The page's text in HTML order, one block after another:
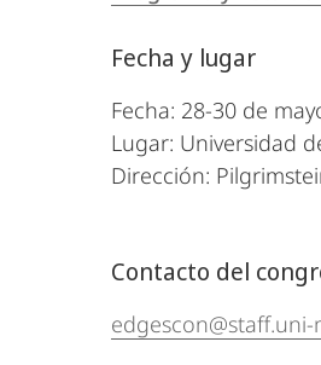
Fecha y lugar
Fecha: 28-30 de
Lugar: Universidad
Dirección:
Contacto del